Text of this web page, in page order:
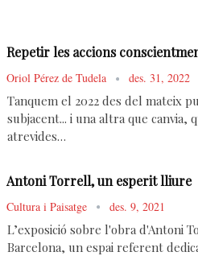
Repetir les accions
Oriol Pérez de Tudela des. 31, 2022
Tanquem el 2022 des del mateix
subjacent... i una altra que
atrevides…
Antoni Torrell, un esperit lliure
Cultura i Paisatge des. 9, 2021
L’exposició sobre l'obra d'Antoni
Barcelona, un espai referent